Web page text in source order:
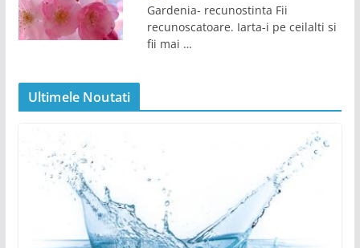
Gardenia- recunostinta Fii
recunoscatoare. Iarta-i pe ceilalti si
fii mai …
Ultimele Noutati